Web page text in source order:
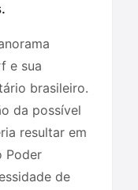
e sua
brasileiro.
da possível
resultar em
Poder
de